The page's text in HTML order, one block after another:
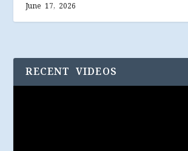
June 17, 2026
RECENT VIDEOS